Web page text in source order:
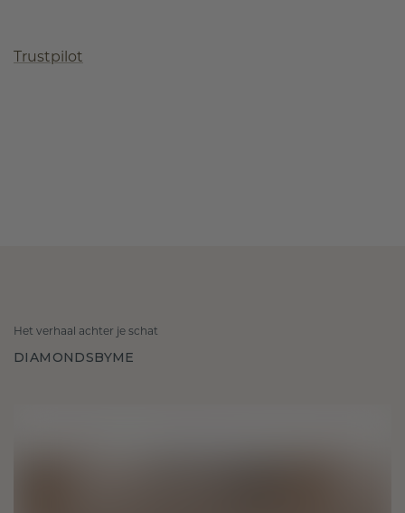
Trustpilot
Het verhaal achter je schat
DIAMONDSBYME